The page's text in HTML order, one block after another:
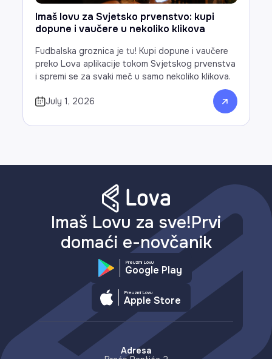
Imaš lovu za Svjetsko prvenstvo: kupi
dopune i vaučere u nekoliko klikova
Fudbalska groznica je tu! Kupi dopune i vaučere
preko Lova aplikacije tokom Svjetskog prvenstva
i spremi se za svaki meč u samo nekoliko klikova.
July 1, 2026
Imaš Lovu za sve!Prvi
domaći e-novčanik
Preuzmi Lovu
Google Play
Preuzmi Lovu
Apple Store
Adresa